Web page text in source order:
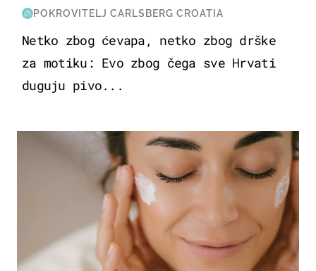
POKROVITELJ CARLSBERG CROATIA
Netko zbog ćevapa, netko zbog drške
za motiku: Evo zbog čega sve Hrvati
duguju pivo...
MODA & LJEPOTA